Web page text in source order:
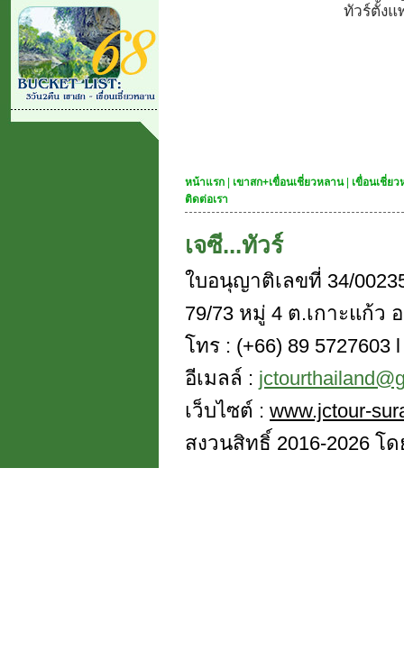
ทัวร์ตั้งแ
หน้าแรก เขาสก+เขื่อนเชี่ยวหลาน| เขื่อนเชี่ย
ติดต่อเรา
เจซี...ทัวร์
ใบอนุญาติเลขที่ 34/
79/73 หมู่ 4 ต.เกาะแก้ว
โทร : (+66) 89 5727603
อีเมลล์ :
เว็บไซต์ : www.jctour-
สงวนสิทธิ์ 2016-2026 โ